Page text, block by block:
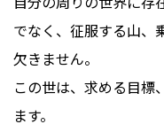
でなく、征服する山、
欠きません。
この世は、求める目標
ます。